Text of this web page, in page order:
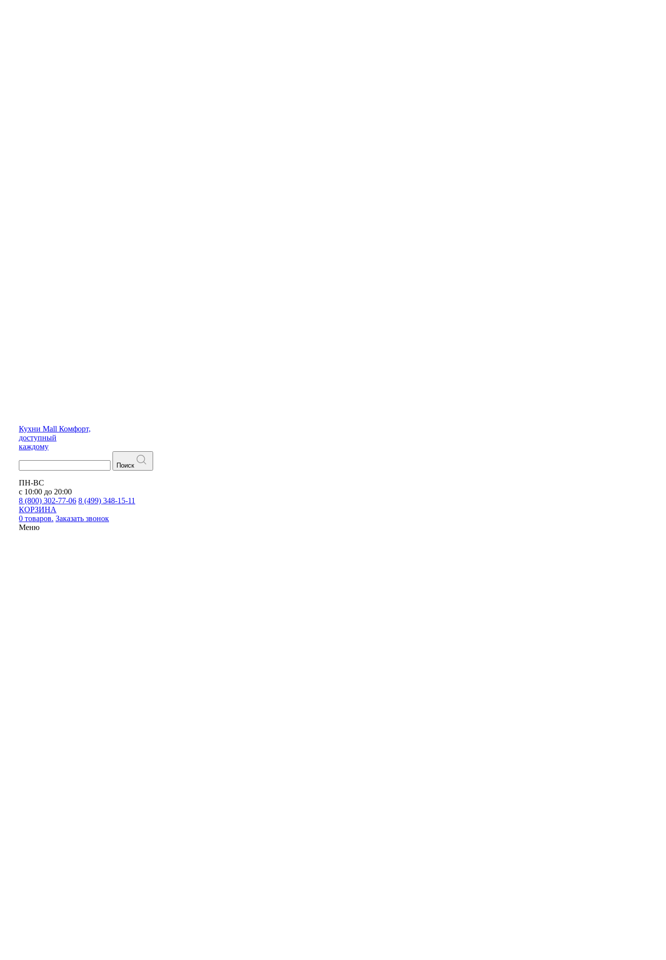
Кухни Mall Комфорт,
доступный
каждому
Поиск
ПН-ВС
с 10:00 до 20:00
8 (800) 302-77-06 8 (499) 348-15-11
КОРЗИНА
0 товаров. Заказать звонок
Меню